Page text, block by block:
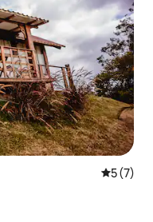
5 (7)